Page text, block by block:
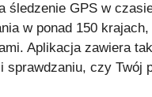
śledzenie GPS w
w ponad 150
Aplikacja zawiera
czy Twój